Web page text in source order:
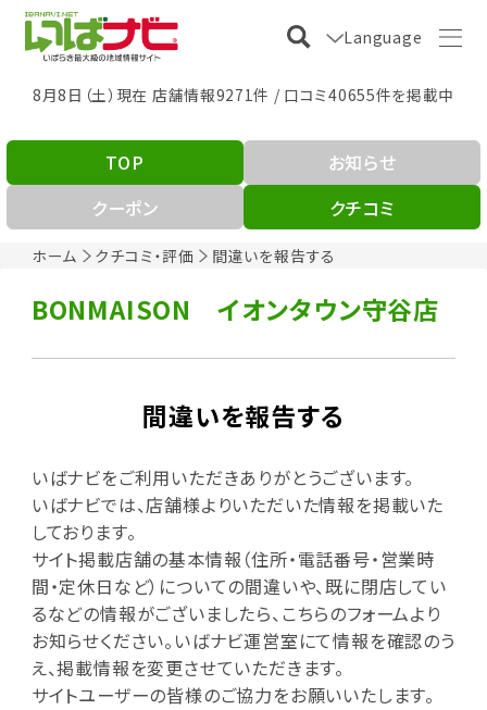
Language
8月8日（土）現在 店舗情報9271件 / 口コミ40655件を掲載中
ホーム クチコミ・評価 間違いを報告する
TOP
お知らせ
クーポン
クチコミ
BONMAISON イオンタウン守谷店
間違いを報告する
いばナビをご利用いただきありがとうございます。
いばナビでは、店舗様よりいただいた情報を掲載いた
しております。
サイト掲載店舗の基本情報（住所・電話番号・営業時
間・定休日など）についての間違いや、既に閉店してい
るなどの情報がございましたら、こちらのフォームより
お知らせください。いばナビ運営室にて情報を確認のう
え、掲載情報を変更させていただきます。
サイトユーザーの皆様のご協力をお願いいたします。